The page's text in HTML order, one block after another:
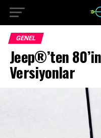
GENEL
Jeep®’ten
Versiyonlar